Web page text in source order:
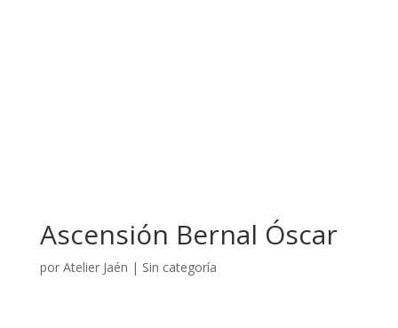
Ascensión Bernal Óscar
por Atelier Jaén | Sin categoría